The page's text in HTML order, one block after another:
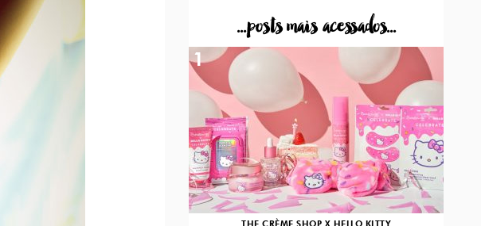
...posts mais acessados...
1